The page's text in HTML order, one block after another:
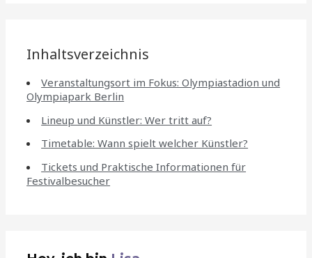
Inhaltsverzeichnis
Veranstaltungsort im Fokus: Olympiastadion und
Olympiapark Berlin
Lineup und Künstler: Wer tritt auf?
Timetable: Wann spielt welcher Künstler?
Tickets und Praktische Informationen für
Festivalbesucher